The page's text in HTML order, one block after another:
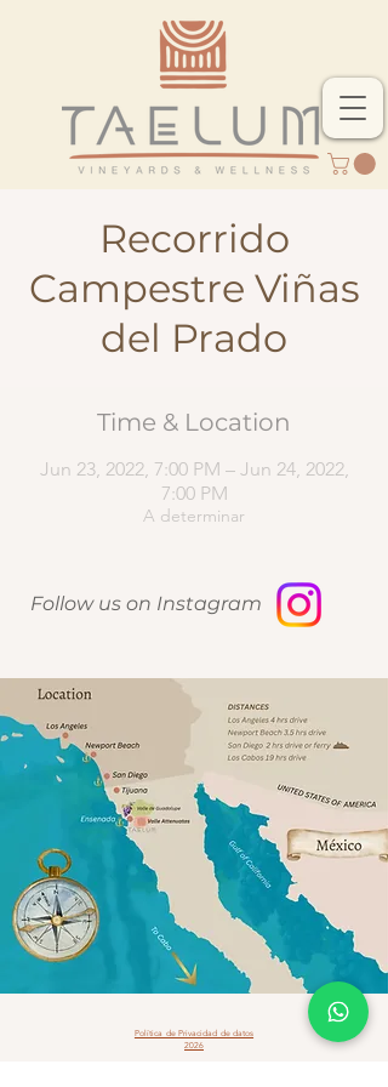
Recorrido
Campestre Viñas
del Prado
Time & Location
Jun 23, 2022, 7:00 PM – Jun 24, 2022,
7:00 PM
A determinar
Follow us on Instagram
Política de Privacidad de datos
2026